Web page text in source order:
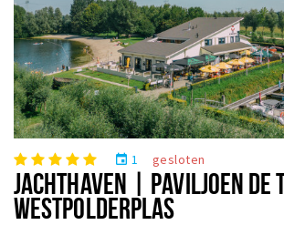
event 1 gesloten
JACHTHAVEN | PAVILJOEN DE
WESTPOLDERPLAS